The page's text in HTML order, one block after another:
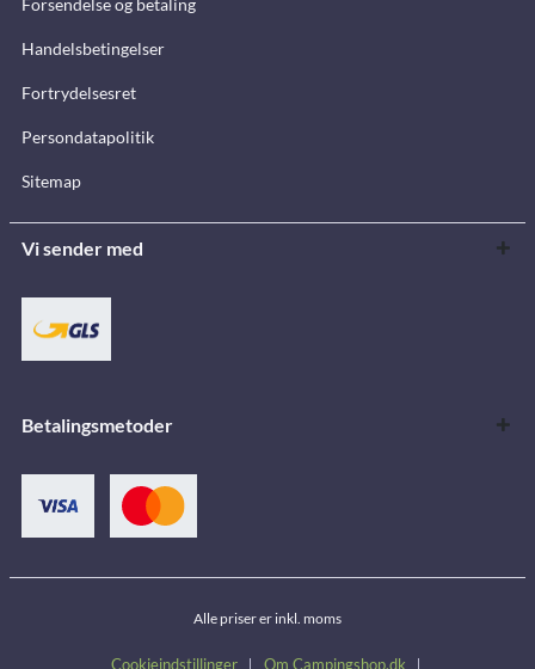
Forsendelse og betaling
Handelsbetingelser
Fortrydelsesret
Persondatapolitik
Sitemap
Vi sender med
Betalingsmetoder
Alle priser er inkl. moms
Cookieindstillinger Om Campingshop.dk